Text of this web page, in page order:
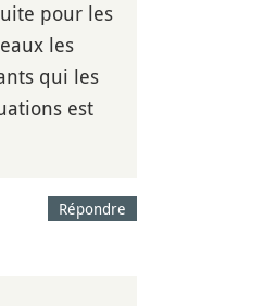
pour les
les
qui les
est
Répondre